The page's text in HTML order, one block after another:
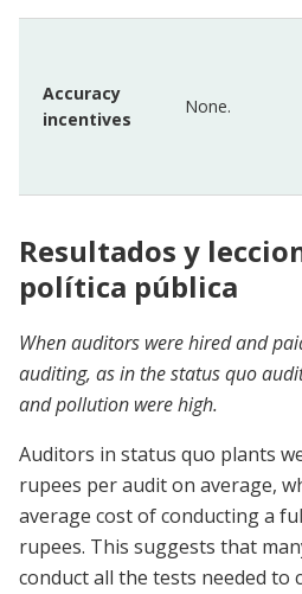
Accuracy
incentives
None.
Resultados y
política pública
When auditors were hired and
auditing, as in the status quo
and pollution were high.
Auditors in status quo plants
rupees per audit on average,
average cost of conducting a
rupees. This suggests that
conduct all the tests needed to